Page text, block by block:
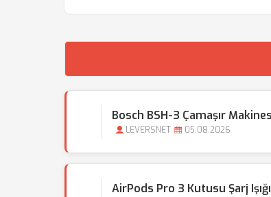
Bosch BSH-3 Çamaşır
LEVERSNET 05.08.2026
AirPods Pro 3 Kutusu Şarj